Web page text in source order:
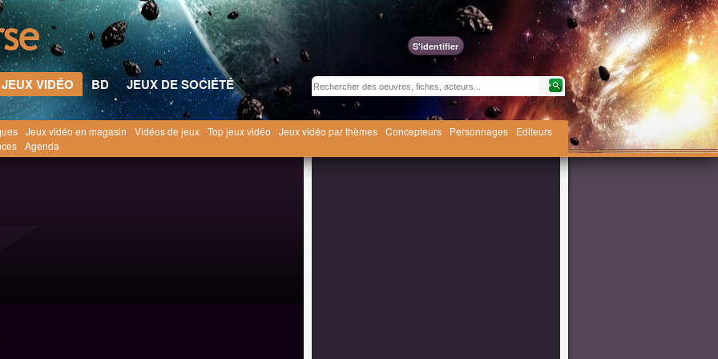
S'identifier
JEUX VIDÉO BD
JEUX DE SOCIÉTÉ
Jeux vidéo en magasin Vidéos de jeux Top jeux vidéo Jeux vidéo par thèmes Concepteurs Personnages
Editeurs
Agenda
Jeux Vidéo Of Orcs and Men [2012]